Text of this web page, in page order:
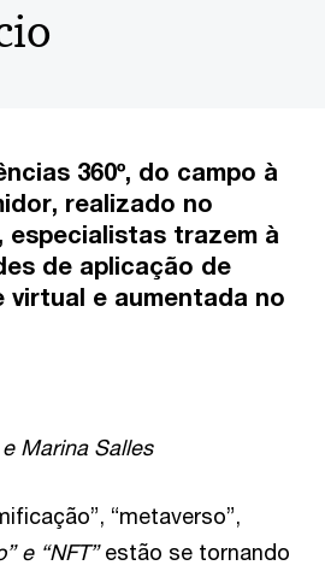
360º, do campo à
realizado no
especialistas trazem à
de aplicação de
virtual e aumentada no
Marina Salles
“metaverso”,
e “NFT”estão se tornando